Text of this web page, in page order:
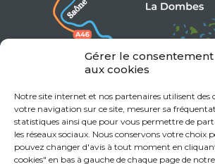
Gérer le consentement
aux cookies
Notre site internet et nos partenaires utilisent des
votre navigation sur ce site, mesurer sa
statistiques ainsi que pour vous permettre de
les réseaux sociaux. Nous conservons votre choix
pouvez changer d'avis à tout moment en
cookies" en bas à gauche de chaque page de